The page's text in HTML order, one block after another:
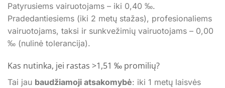
Patyrusiems vairuotojams – iki 0,40 ‰.
Pradedantiesiems (iki 2 metų stažas), profesionaliems
vairuotojams, taksi ir sunkvežimių vairuotojams – 0,00
‰ (nulinė tolerancija).
Kas nutinka, jei rastas >1,51 ‰ promilių?
Tai jau baudžiamoji atsakomybė: iki 1 metų laisvės